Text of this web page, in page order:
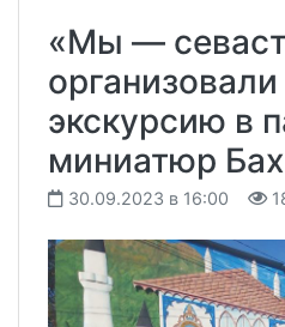
«Мы —
экскурсию в
миниатюр
30.09.2023 в 16:00